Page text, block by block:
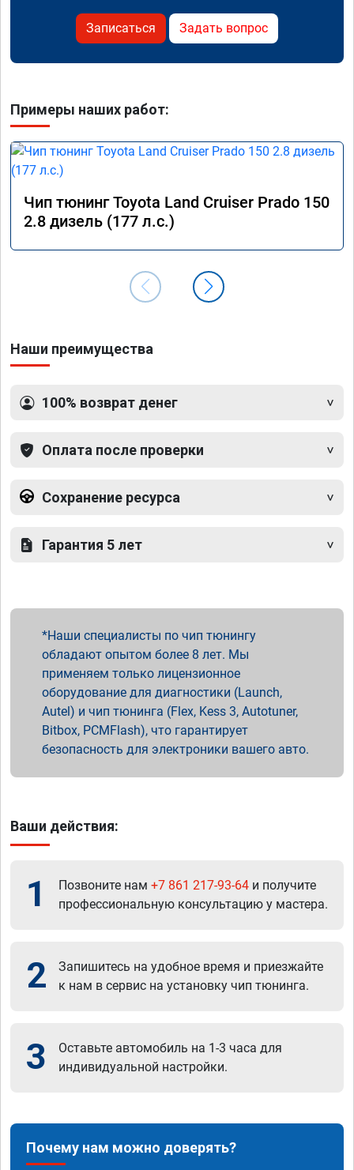
Записаться Задать вопрос
Примеры наших работ:
Чип тюнинг Toyota Land Cruiser Prado 150
2.8 дизель (177 л.с.)
Наши преимущества
100% возврат денег
Оплата после проверки
Сохранение ресурса
Гарантия 5 лет
Наши специалисты по чип тюнингу
обладают опытом более 8 лет. Мы
применяем только лицензионное
оборудование для диагностики (Launch,
Autel) и чип тюнинга (Flex, Kess 3, Autotuner,
Bitbox, PCMFlash), что гарантирует
безопасность для электроники вашего авто.
Ваши действия:
1 Позвоните нам +7 861 217-93-64 и получите
профессиональную консультацию у мастера.
2
Запишитесь на удобное время и приезжайте
к нам в сервис на установку чип тюнинга.
3
Оставьте автомобиль на 1-3 часа для
индивидуальной настройки.
Почему нам можно доверять?